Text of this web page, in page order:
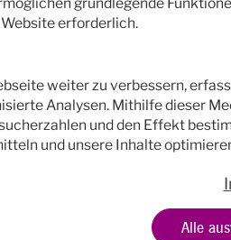
Sie hier (auf Englisch)
erforderlich.
weiter zu verbessern,
Analysen. Mithilfe dieser
und den Effekt
und unsere Inhalte
Alle